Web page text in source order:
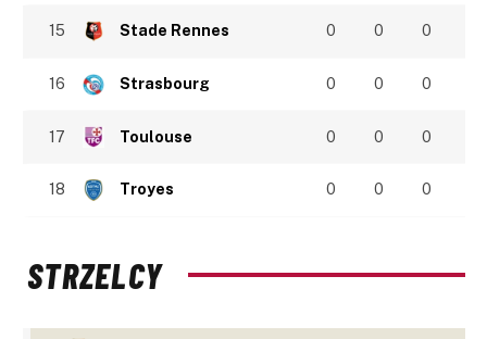
15 Stade Rennes 0 0 0
16 Strasbourg 0 0 0
17 Toulouse 0 0 0
18 Troyes 0 0 0
STRZELCY